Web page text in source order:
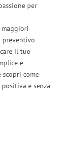
per
preventivo
il tuo
e
scopri come
e senza